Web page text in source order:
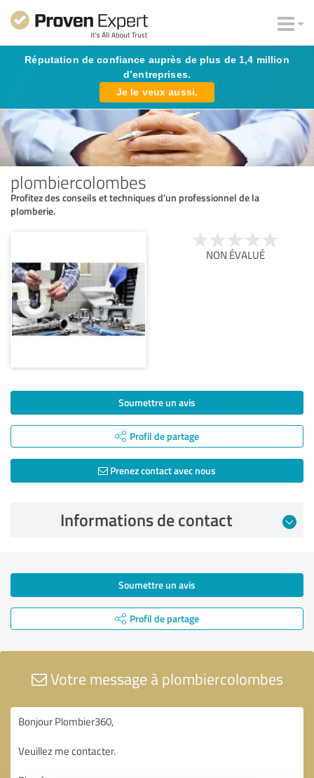
Réputation de confiance auprès de plus de 1,4 million
d’entreprises.
Je le veux aussi.
plombiercolombes
Profitez des conseils et techniques d'un professionnel de la
plomberie.
NON ÉVALUÉ
Soumettre un avis
Profil de partage
Prenez contact avec nous
Informations de contact
Soumettre un avis
Profil de partage
Votre message à plombiercolombes